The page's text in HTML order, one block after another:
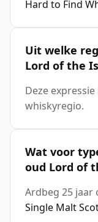
Hard to Find
Uit welke
Lord of the
Deze
whiskyregio.
Wat voor
oud Lord of
Ardbeg 25 jaar
Single Malt